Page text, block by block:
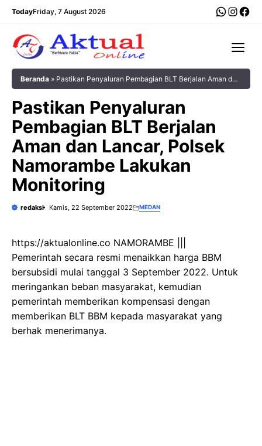
Langsung
TodayFriday, 7 August 2026
Beranda » Pastikan Penyaluran Pembagian BLT Berjalan Aman dan
Pastikan Penyaluran
Pembagian BLT Berjalan
Aman dan Lancar, Polsek
Namorambe Lakukan
Monitoring
redaksi Kamis, 22 September 2022 MEDAN
https://aktualonline.co NAMORAMBE |||
Pemerintah secara resmi menaikkan harga BBM
bersubsidi mulai tanggal 3 September 2022. Untuk
meringankan beban masyarakat, kemudian
pemerintah memberikan kompensasi dengan
memberikan BLT BBM kepada masyarakat yang
berhak menerimanya.